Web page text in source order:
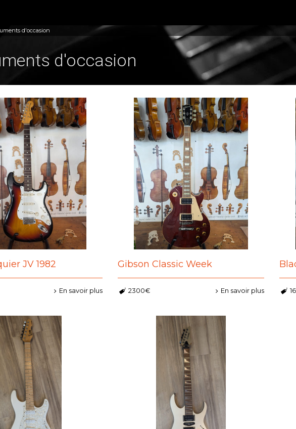
d'occasion
d'occasion
JV 1982
En savoir plus
Gibson Classic Week
2300€ En savoir plus